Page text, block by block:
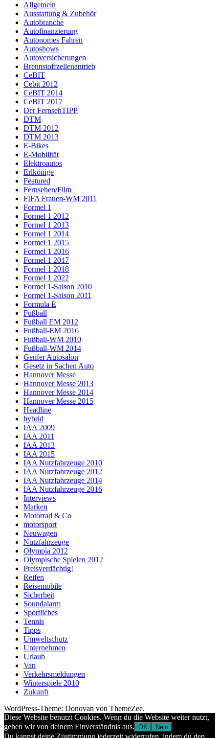
Allgemein
Ausstattung & Zubehör
Autobranche
Autofinanzierung
Autonomes Fahren
Autoshows
Autoversicherungen
Brennstoffzellenantrieb
CeBIT
Cebit 2012
CeBIT 2014
CeBIT 2017
Der FernsehTIPP
DTM
DTM 2012
DTM 2013
E-Bikes
E-Mobilität
Elektroautos
Erlkönige
Featured
Fernsehen/Film
FIFA Frauen-WM 2011
Formel 1
Formel 1 2012
Formel 1 2013
Formel 1 2014
Formel 1 2015
Formel 1 2016
Formel 1 2017
Formel 1 2018
Formel 1 2022
Formel 1-Saison 2010
Formel 1-Saison 2011
Formula E
Fußball
Fußball EM 2012
Fußball-EM 2016
Fußball-WM 2010
Fußball-WM 2014
Genfer Autosalon
Gesetz in Sachen Auto
Hannover Messe
Hannover Messe 2013
Hannover Messe 2014
Hannover Messe 2015
Headline
hybrid
IAA 2009
IAA 2011
IAA 2013
IAA 2015
IAA Nutzfahrzeuge 2010
IAA Nutzfahrzeuge 2012
IAA Nutzfahrzeuge 2014
IAA Nutzfahrzeuge 2016
Interviews
Marken
Motorrad & Co
motorsport
Neuwagen
Nutzfahrzeuge
Olympia 2012
Olympische Spielen 2012
Preisverdächtig!
Reifen
Reisemobile
Sicherheit
Soundalarm
Sportliches
Tennis
Tipps
Umweltschutz
Unternehmen
Urlaub
Van
Verkehrsmeldungen
Winterspiele 2010
Zukunft
WordPress-Theme: Donovan von ThemeZee.
Diese Website benutzt Cookies. Wenn du die Website weiter nutzt,
gehen wir von deinem Einverständnis aus. OK Nein